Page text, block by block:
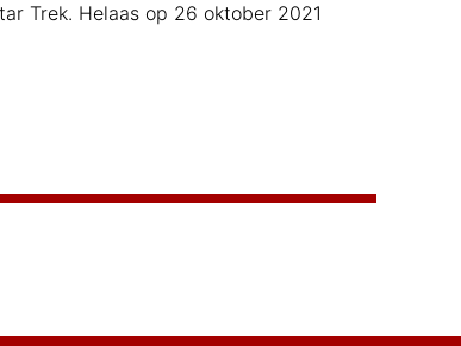
Trek. Helaas op 26 oktober 2021